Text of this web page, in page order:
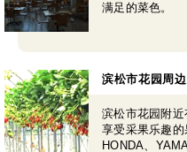
满足的菜色。
滨松市花园周
滨松市花园附
享受采果乐趣
HONDA、